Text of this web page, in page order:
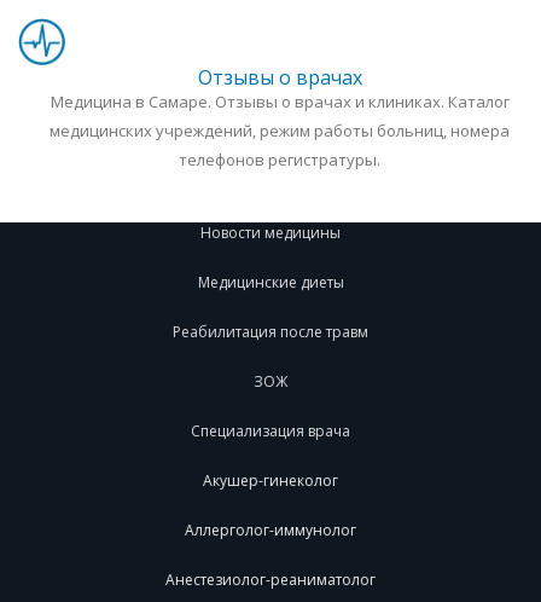
Отзывы о врачах
Медицина в Самаре. Отзывы о врачах и клиниках. Каталог
медицинских учреждений, режим работы больниц, номера
телефонов регистратуры.
Новости медицины
Медицинские диеты
Реабилитация после травм
ЗОЖ
Специализация врача
Акушер-гинеколог
Аллерголог-иммунолог
Анестезиолог-реаниматолог